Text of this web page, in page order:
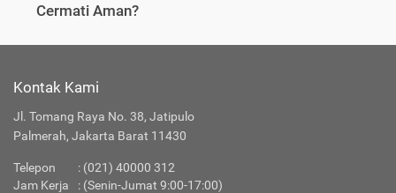
Cermati Aman?
Kontak Kami
Jl. Tomang Raya No. 38, Jatipulo
Palmerah, Jakarta Barat 11430
Telepon : (021) 40000 312
Jam Kerja
: (Senin-Jumat 9:00-17:00)